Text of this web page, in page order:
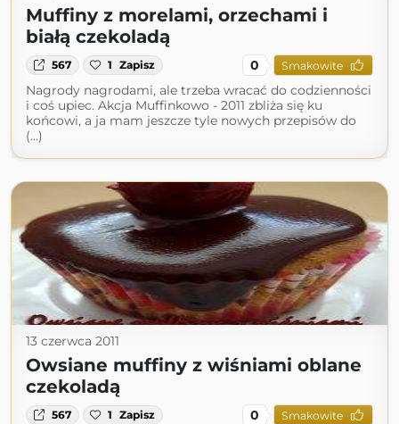
Muffiny z morelami, orzechami i
białą czekoladą
567 1 Zapisz 0 Smakowite
Nagrody nagrodami, ale trzeba wracać do codzienności
i coś upiec. Akcja Muffinkowo - 2011 zbliża się ku
końcowi, a ja mam jeszcze tyle nowych przepisów do
(...)
13 czerwca 2011
Owsiane muffiny z wiśniami oblane
czekoladą
567 1 Zapisz 0 Smakowite